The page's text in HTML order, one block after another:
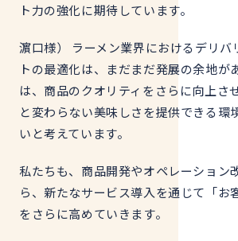
ト力の強化に期待しています。
濵口様） ラーメン業界におけるデリバ
トの最適化は、まだまだ発展の余地が
は、商品のクオリティをさらに向上さ
と変わらない美味しさを提供できる環
いと考えています。
私たちも、商品開発やオペレーション
ら、新たなサービス導入を通じて「お
をさらに高めていきます。